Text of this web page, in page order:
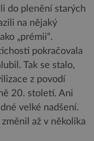
do plenění starých
na nějaký
„prémii“.
pokračovala
Tak se stalo,
z povodí
20. století. Ani
velké nadšení.
až v několika